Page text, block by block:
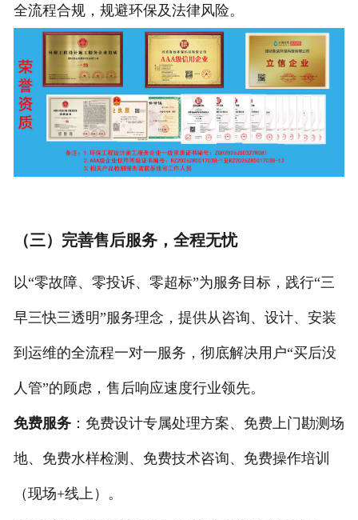
全流程合规，规避环保及法律风险。
（三）完善售后服务，全程无忧
以“零故障、零投诉、零超标”为服务目标，践行“三
早三快三透明”服务理念，提供从咨询、设计、安装
到运维的全流程一对一服务，彻底解决用户“买后没
人管”的顾虑，售后响应速度行业领先。
免费服务：免费设计专属处理方案、免费上门勘测场
地、免费水样检测、免费技术咨询、免费操作培训
（现场+线上）。